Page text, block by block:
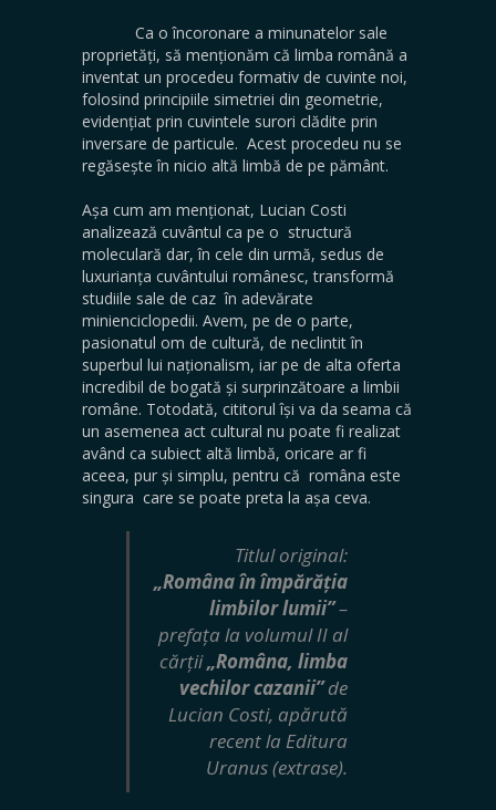
Ca o încoronare a minunatelor sale
proprietăți, să menționăm că limba română a
inventat un procedeu formativ de cuvinte noi,
folosind principiile simetriei din geometrie,
evidențiat prin cuvintele surori clădite prin
inversare de particule. Acest procedeu nu se
regăsește în nicio altă limbă de pe pământ.
Așa cum am menționat, Lucian Costi
analizează cuvântul ca pe o structură
moleculară dar, în cele din urmă, sedus de
luxurianța cuvântului românesc, transformă
studiile sale de caz în adevărate
minienciclopedii. Avem, pe de o parte,
pasionatul om de cultură, de neclintit în
superbul lui naționalism, iar pe de alta oferta
incredibil de bogată și surprinzătoare a limbii
române. Totodată, cititorul își va da seama că
un asemenea act cultural nu poate fi realizat
având ca subiect altă limbă, oricare ar fi
aceea, pur și simplu, pentru că româna este
singura care se poate preta la așa ceva.
Titlul original:
„Româna în împărăția
limbilor lumii”–
prefața la volumul II al
cărții„Româna, limba
vechilor cazanii”de
Lucian Costi, apărută
recent la Editura
Uranus (extrase).